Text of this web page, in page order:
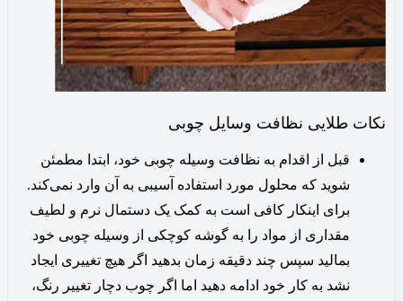
نکات طلایی نظافت وسایل چوبی
قبل از اقدام به نظافت وسیله چوبی خود، ابتدا مطمئن
شوید که محلول مورد استفاده آسیبی به آن وارد نمی‌کند.
برای اینکار کافی است به کمک یک دستمال نرم و لطیف
مقداری از مواد را به گوشه کوچکی از وسیله چوبی خود
بمالید سپس چند دقیقه زمان بدهید اگر هیچ‌ تغییری ایجاد
نشد به کار خود ادامه دهید اما اگر چوب دچار تغییر رنگ،